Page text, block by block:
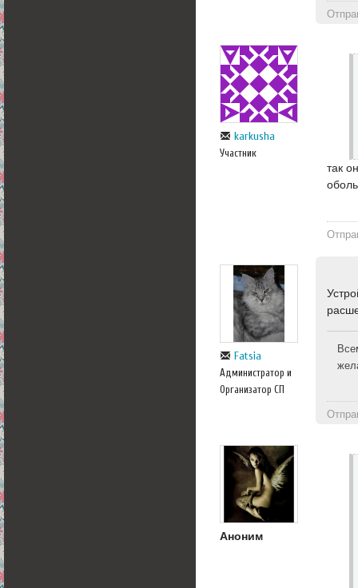
karkusha
Участник
так
Fatsia
Администратор и
Организатор СП
Аноним